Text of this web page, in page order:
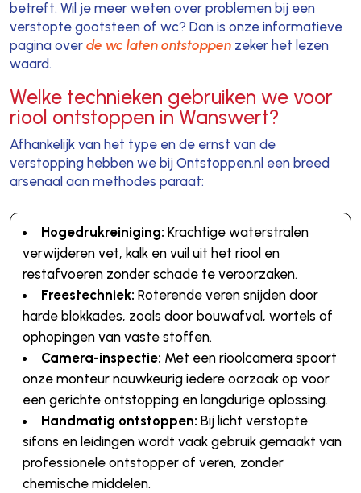
betreft. Wil je meer weten over problemen bij een
verstopte gootsteen of wc? Dan is onze informatieve
pagina over de wc laten ontstoppenzeker het lezen
waard.
Welke technieken gebruiken we voor
riool ontstoppen in Wanswert?
Afhankelijk van het type en de ernst van de
verstopping hebben we bij Ontstoppen.nl een breed
arsenaal aan methodes paraat:
Hogedrukreiniging: Krachtige waterstralen
verwijderen vet, kalk en vuil uit het riool en
restafvoeren zonder schade te veroorzaken.
Freestechniek: Roterende veren snijden door
harde blokkades, zoals door bouwafval, wortels of
ophopingen van vaste stoffen.
Camera-inspectie: Met een rioolcamera spoort
onze monteur nauwkeurig iedere oorzaak op voor
een gerichte ontstopping en langdurige oplossing.
Handmatig ontstoppen: Bij licht verstopte
sifons en leidingen wordt vaak gebruik gemaakt van
professionele ontstopper of veren, zonder
chemische middelen.